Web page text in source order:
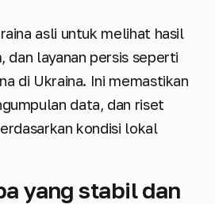
asli untuk melihat hasil
dan layanan persis seperti
di Ukraina. Ini memastikan
data, dan riset
kondisi lokal
yang stabil dan